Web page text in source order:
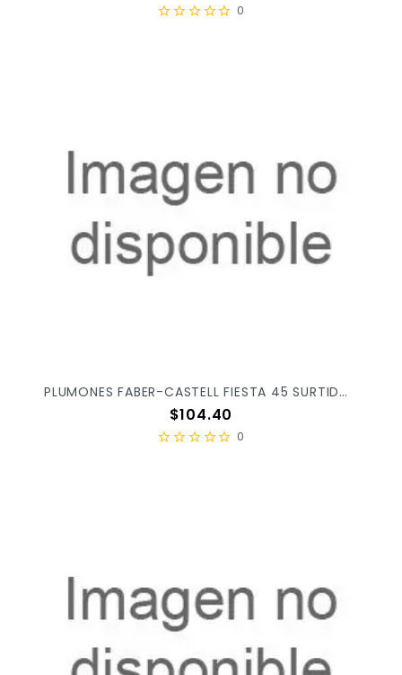
0
PLUMONES FABER-CASTELL FIESTA 45 SURTIDO BOTE C/48PZ
Precio
$104.40
0